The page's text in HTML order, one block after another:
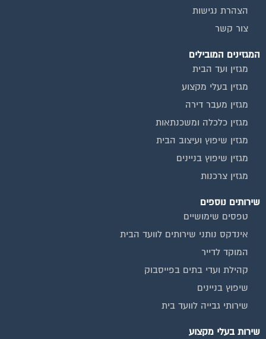
הצהרת נגישות
צור קשר
המגזינים המובילים
מגזין ועד הבית
מגזין בעלי מקצוע
מגזין מעבר דירה
מגזין כלכלה ומשכנתאות
מגזין שיפוץ ועיצוב הבית
מגזין שיפוץ בניינים
מגזין צרכנות
שירותים נוספים
טפסים שימושיים
אינדקס נותני שירותים לוועד הבית
המוקד לדייר
קהילת ועדי בתים בפייסבוק
שיפוץ בניינים
שירותי גבייה לוועד בית
שירות בעלי מקצוע